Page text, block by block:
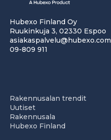
Hubexo Finland Oy
Ruukinkuja 3, 02330 Espoo
asiakaspalvelu@hubexo.com
09-809 911
Rakennusalan trendit
Uutiset
Rakennusala
Hubexo Finland